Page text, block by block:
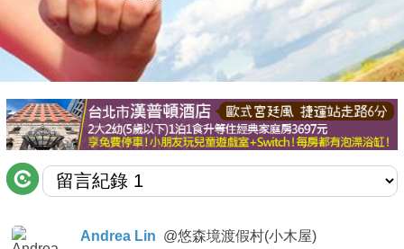
商家合作
推薦景點
討論區
聯絡我們
Andrea Lin @悠森境渡假村(小木屋)